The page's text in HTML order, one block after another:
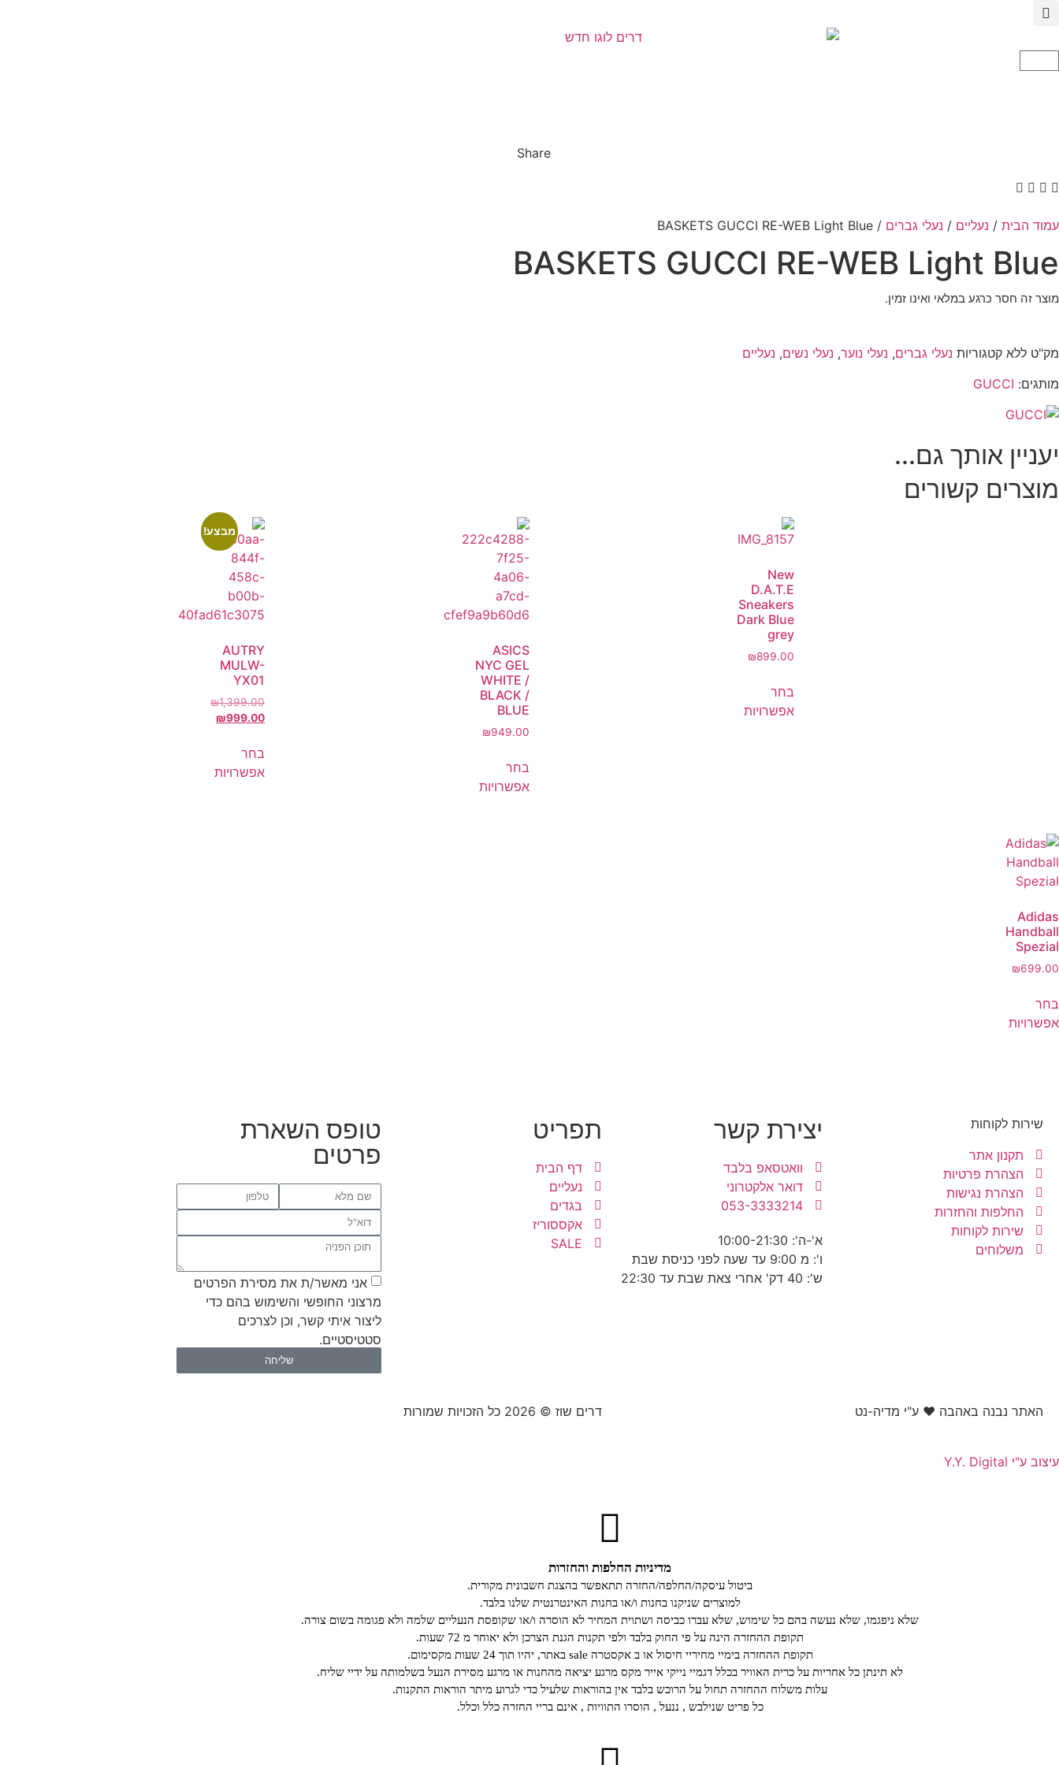
Share
עמוד הבית / נעליים / נעלי גברים / BASKETS GUCCI RE-WEB Light Blue
BASKETS GUCCI RE-WEB Light Blue
מוצר זה חסר כרגע במלאי ואינו זמין.
מק"ט ללא קטגוריות נעלי גברים, נעלי נוער, נעלי נשים, נעליים
מותגים: GUCCI
יעניין אותך גם...
מוצרים קשורים
New
D.A.T.E
Sneakers
Dark Blue
grey
₪899.00
בחר
אפשרויות
ASICS
NYC GEL
WHITE /
BLACK /
BLUE
₪949.00
בחר
אפשרויות
מבצע!
AUTRY
MULW-
YX01
₪1,399.00
₪999.00
בחר
אפשרויות
Adidas
Handball
Spezial
₪699.00
בחר
אפשרויות
שירות לקוחות
תקנון אתר
הצהרת פרטיות
הצהרת נגישות
החלפות והחזרות
שירות לקוחות
משלוחים
יצירת קשר
וואטסאפ בלבד
דואר אלקטרוני
053-3333214
א'-ה': 10:00-21:30
ו': מ 9:00 עד שעה לפני כניסת שבת
ש': 40 דק' אחרי צאת שבת עד 22:30
תפריט
דף הבית
נעליים
בגדים
אקססוריז
SALE
טופס השארת
פרטים
אני מאשר/ת את מסירת הפרטים
מרצוני החופשי והשימוש בהם כדי
ליצור איתי קשר, וכן לצרכים
סטטיסטיים.
שליחה
האתר נבנה באהבה ❤ ע"י מדיה-נט​ דרים שוז © 2026 כל הזכויות שמורות
עיצוב ע"י Y.Y. Digital
מדיניות החלפות והחזרות
ביטול עיסקה/החלפה/החזרה תתאפשר בהצגת חשבונית מקורית.
למוצרים שניקנו בחנות ו/או בחנות האינטרנטית שלנו בלבד.
שלא ניפגמו, שלא נעשה בהם כל שימוש, שלא עברו כביסה ושתוית המחיר לא הוסרה ו/או שקופסת הנעליים שלמה ולא פגומה בשום צורה.
תקופת ההחזרה הינה על פי החוק בלבד ולפי תקנות הגנת הצרכן ולא יאוחר מ 72 שעות.
תקופת ההחזרה בימיי מחיריי חיסול או ב אקסטרה sale באתר, יהיו תוך 24 שעות מקסימום.
לא תינתן כל אחריות על כרית האוויר בכלל דגמיי נייקי אייר מקס מרגע יציאה מהחנות או מרגע מסירת הנעל בשלמותה על ידיי שליח.
עלות משלוח ההחזרה תחול על הרוכש בלבד אין בהוראות שלעיל כדי לגרוע מיתר הוראות התקנות.
כל פריט שנילבש , ננעל , הוסרו התוויות , אינם בריי החזרה כלל וכלל.